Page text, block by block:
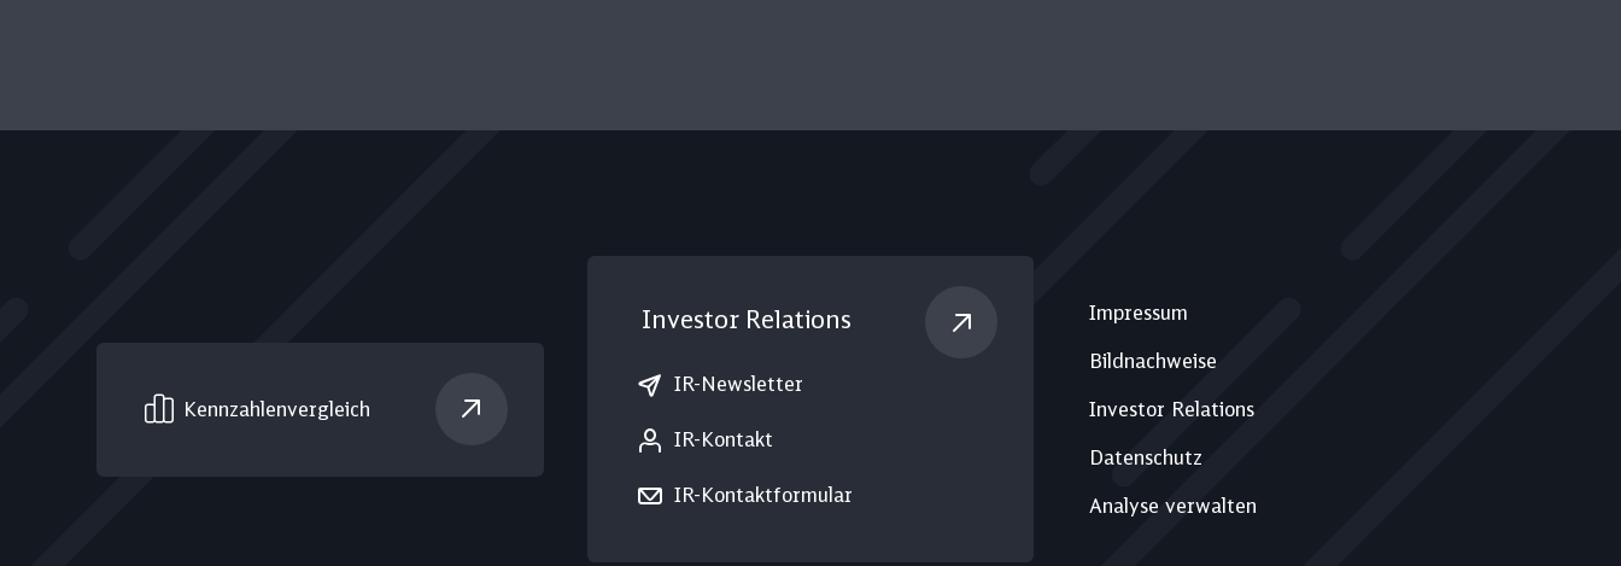
Kennzahlen­vergleich
Investor Relations
IR-Newsletter
IR-Kontakt
IR-Kontaktformular
Impressum
Bildnachweise
Investor Relations
Datenschutz
Analyse verwalten